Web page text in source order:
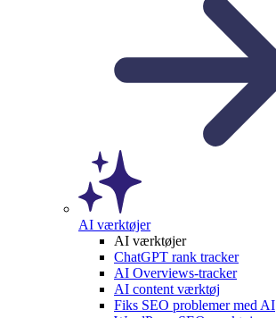
AI værktøjer
AI værktøjer
ChatGPT rank tracker
AI Overviews-tracker
AI content værktøj
Fiks SEO problemer med AI